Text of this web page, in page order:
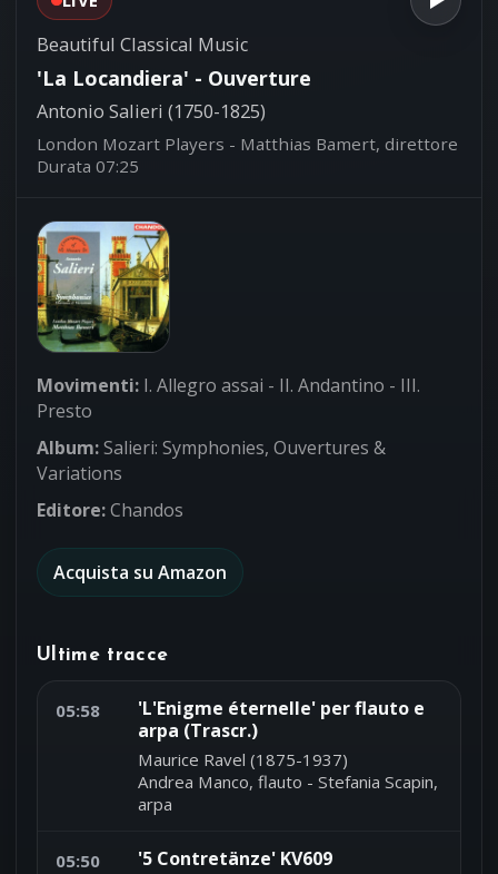
Beautiful Classical Music
'La Locandiera' - Ouverture
Antonio Salieri (1750-1825)
London Mozart Players - Matthias Bamert, direttore
Durata 07:25
Movimenti: I. Allegro assai - II. Andantino - III.
Presto
Album:Salieri: Symphonies, Ouvertures &
Variations
Editore:Chandos
Acquista su Amazon
Ultime tracce
05:58
'L'Enigme éternelle' per flauto e
arpa (Trascr.)
Maurice Ravel (1875-1937)
Andrea Manco, flauto - Stefania Scapin,
arpa
05:50 '5 Contretänze' KV609